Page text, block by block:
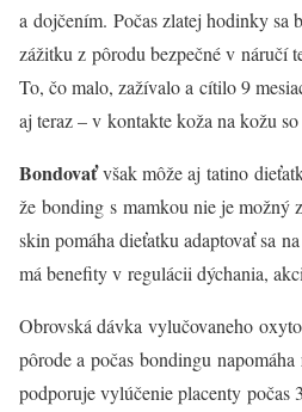
a dojčením. Počas zlatej hodinky sa
zážitku z pôrodu bezpečné v náručí
To, čo malo, zažívalo a cítilo 9
aj teraz – v kontakte koža na kožu
Bondovaťvšak môže aj tatino
že bonding s mamkou nie je možný
skin pomáha dieťatku adaptovať sa
má benefity v regulácii dýchania,
Obrovská dávka vylučovaneho
pôrode a počas bondingu
podporuje vylúčenie placenty počas